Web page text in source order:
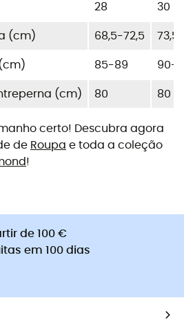
28 30
(cm) 68,5-72,5
85-89 90-
(cm) 80 80
certo! Descubra agora
de Roupa e toda a coleção
!
de 100 €
em 100 dias